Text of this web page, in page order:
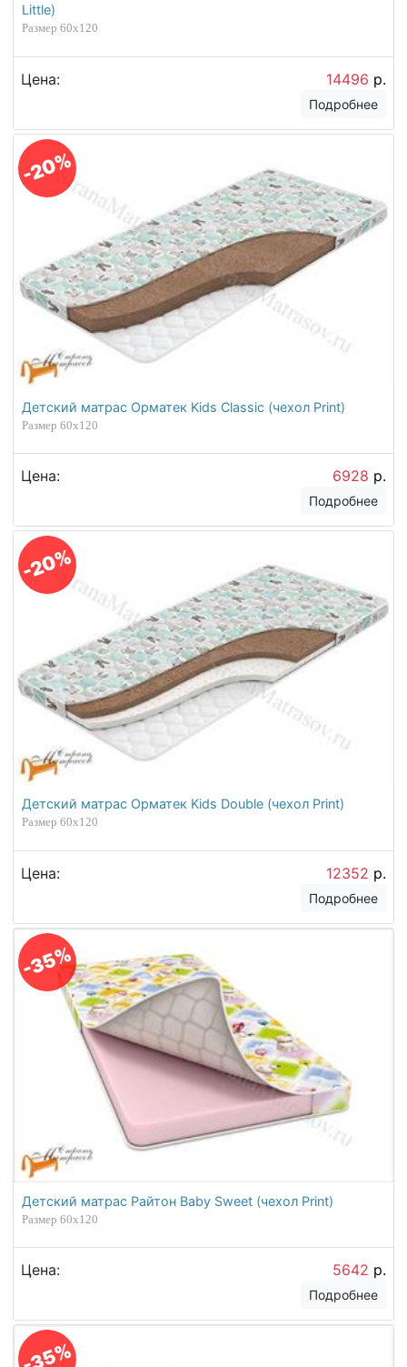
Little)
Размер 60х120
Цена: 14496 р.
Подробнее
-20%
Детский матрас Орматек Kids Classic (чехол Print)
Размер 60х120
Цена: 6928 р.
Подробнее
-20%
Детский матрас Орматек Kids Double (чехол Print)
Размер 60х120
Цена: 12352 р.
Подробнее
-35%
Детский матрас Райтон Baby Sweet (чехол Print)
Размер 60х120
Цена: 5642 р.
Подробнее
-35%